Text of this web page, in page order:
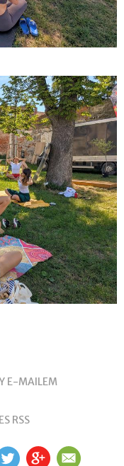
E-MAILEM
RSS
TW GP EM